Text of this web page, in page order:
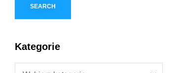
SEARCH
Kategorie